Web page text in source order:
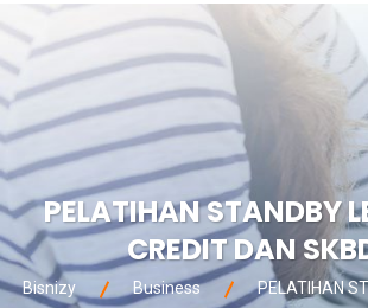
PELATIHAN STANDBY
CREDIT DAN
Bisnizy Business
PELATIHAN